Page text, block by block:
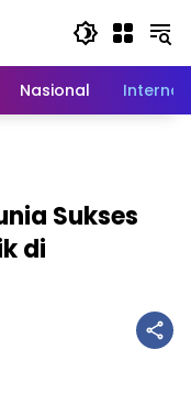
Nasional
Sukses
di